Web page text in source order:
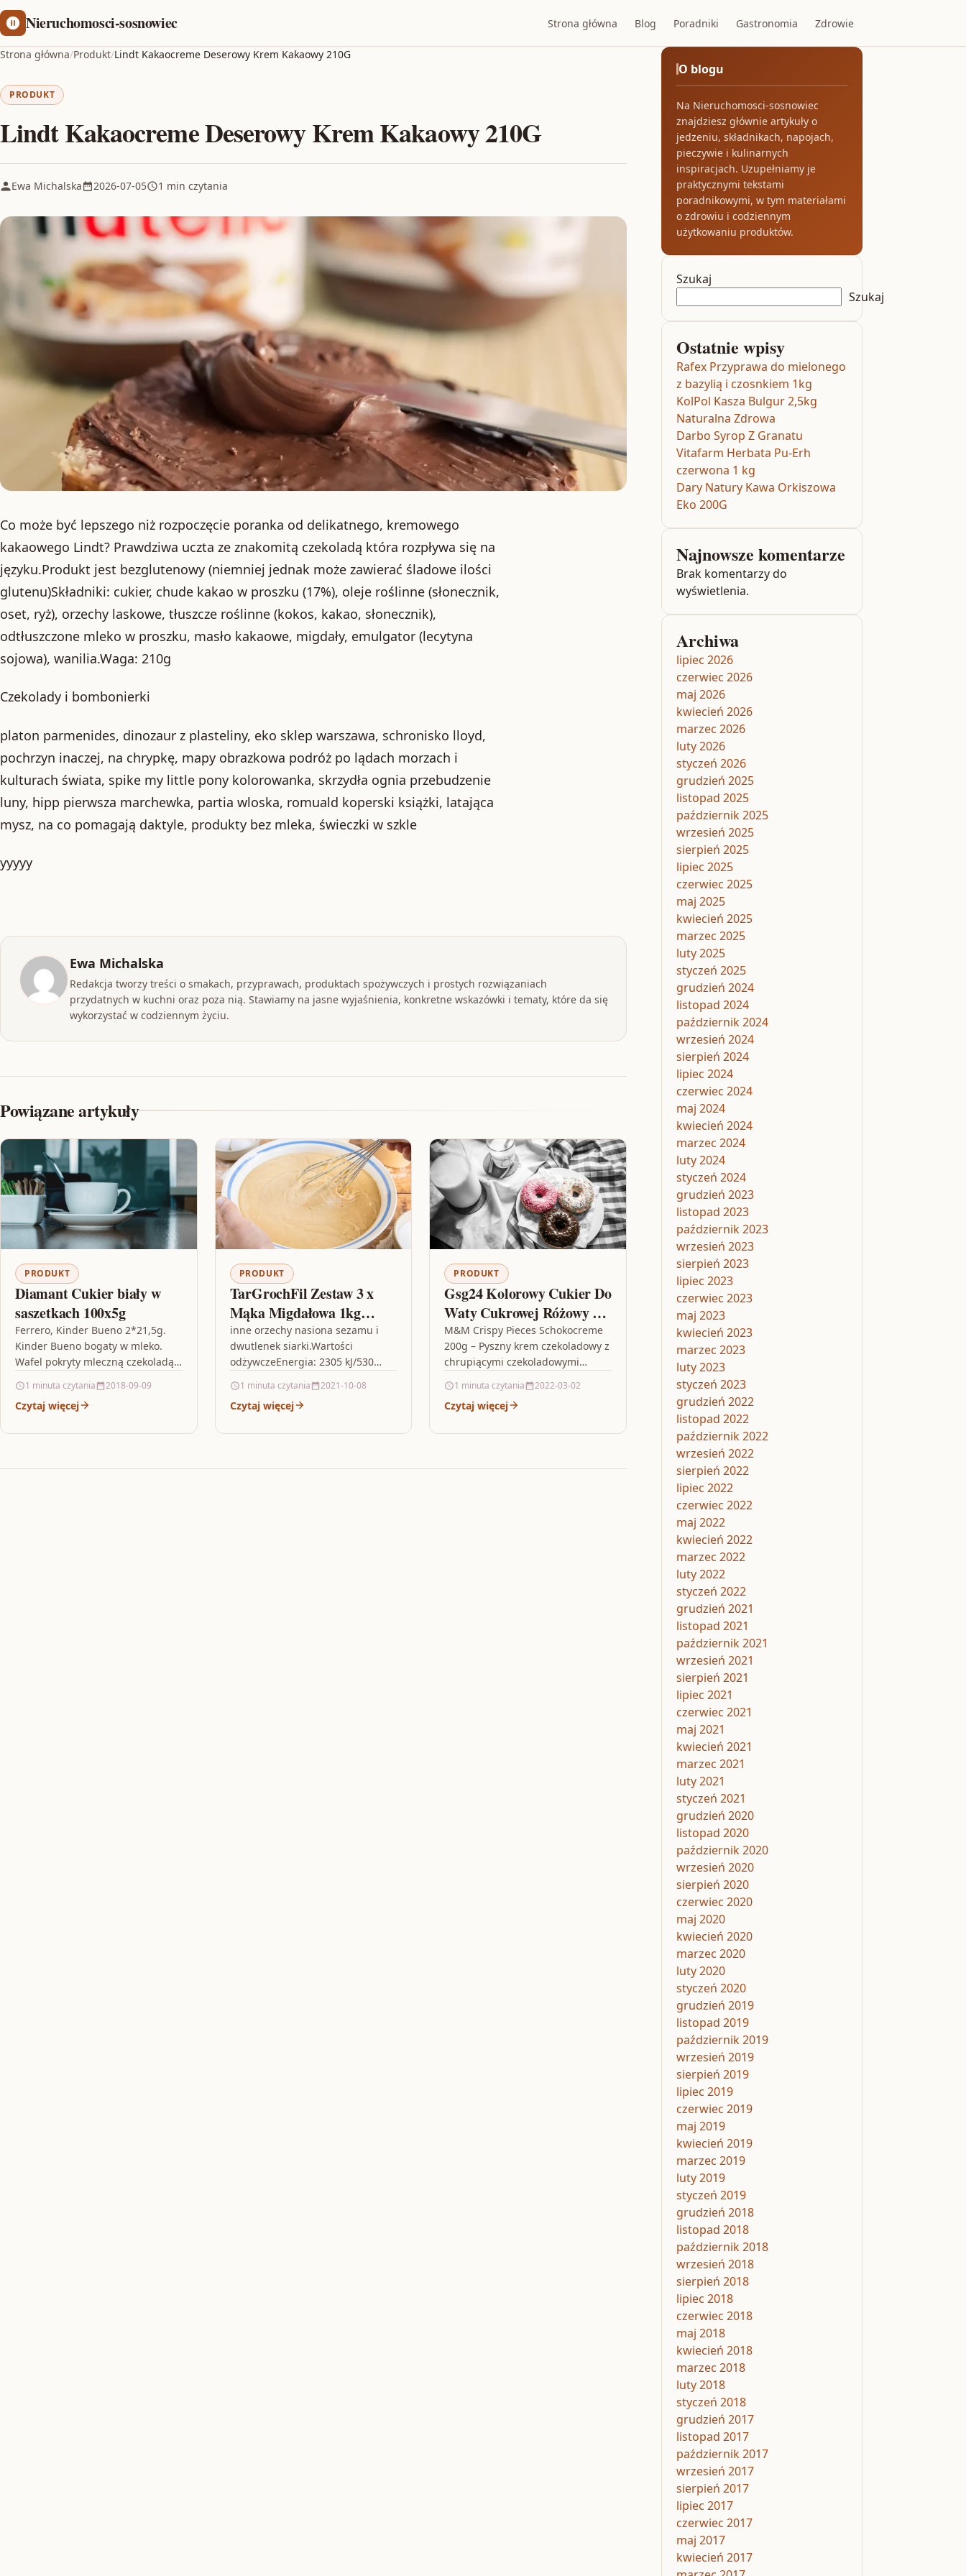
Nieruchomosci-sosnowiec Strona główna Blog Poradniki Gastronomia Zdrowie
Strona główna/Produkt/Lindt Kakaocreme Deserowy Krem Kakaowy 210G
PRODUKT
Lindt Kakaocreme Deserowy Krem Kakaowy 210G
Ewa Michalska 2026-07-05 1 min czytania
Co może być lepszego niż rozpoczęcie poranka od delikatnego, kremowego
kakaowego Lindt? Prawdziwa uczta ze znakomitą czekoladą która rozpływa się na
języku.Produkt jest bezglutenowy (niemniej jednak może zawierać śladowe ilości
glutenu)Składniki: cukier, chude kakao w proszku (17%), oleje roślinne (słonecznik,
oset, ryż), orzechy laskowe, tłuszcze roślinne (kokos, kakao, słonecznik),
odtłuszczone mleko w proszku, masło kakaowe, migdały, emulgator (lecytyna
sojowa), wanilia.Waga: 210g
Czekolady i bombonierki
platon parmenides, dinozaur z plasteliny, eko sklep warszawa, schronisko lloyd,
pochrzyn inaczej, na chrypkę, mapy obrazkowa podróż po lądach morzach i
kulturach świata, spike my little pony kolorowanka, skrzydła ognia przebudzenie
luny, hipp pierwsza marchewka, partia wloska, romuald koperski książki, latająca
mysz, na co pomagają daktyle, produkty bez mleka, świeczki w szkle
yyyyy
Ewa Michalska
Redakcja tworzy treści o smakach, przyprawach, produktach spożywczych i prostych rozwiązaniach
przydatnych w kuchni oraz poza nią. Stawiamy na jasne wyjaśnienia, konkretne wskazówki i tematy, które da się
wykorzystać w codziennym życiu.
Powiązane artykuły
PRODUKT
Diamant Cukier biały w
saszetkach 100x5g
Ferrero, Kinder Bueno 2*21,5g.
Kinder Bueno bogaty w mleko.
Wafel pokryty mleczną czekoladą
orzechowym nadzieniem, 2
batony pojedynczo pakowane.
1 minuta czytania 2018-09-09
Czytaj więcej
PRODUKT
TarGrochFil Zestaw 3 x
Mąka Migdałowa 1kg
Targroch
inne orzechy nasiona sezamu i
dwutlenek siarki.Wartości
odżywczeEnergia: 2305 kJ/530
nasycone: 3.7 gWęglowodany: 29
dzem bez cukru, chleb. techniki
1 minuta czytania 2021-10-08
Czytaj więcej
PRODUKT
Gsg24 Kolorowy Cukier Do
Waty Cukrowej Różowy O
Smaku Gumy Balonowej
1Kg
M&M Crispy Pieces Schokocreme
200g – Pyszny krem czekoladowy z
chrupiącymi czekoladowymi
nadaje sie do
kanapek,gofrów,naleśników itp.
1 minuta czytania 2022-03-02
Czytaj więcej
O blogu
Na Nieruchomosci-sosnowiec
znajdziesz głównie artykuły o
jedzeniu, składnikach, napojach,
pieczywie i kulinarnych
inspiracjach. Uzupełniamy je
praktycznymi tekstami
poradnikowymi, w tym materiałami
o zdrowiu i codziennym
użytkowaniu produktów.
Szukaj
Szukaj
Ostatnie wpisy
Rafex Przyprawa do mielonego
z bazylią i czosnkiem 1kg
KolPol Kasza Bulgur 2,5kg
Naturalna Zdrowa
Darbo Syrop Z Granatu
Vitafarm Herbata Pu-Erh
czerwona 1 kg
Dary Natury Kawa Orkiszowa
Eko 200G
Najnowsze komentarze
Brak komentarzy do
wyświetlenia.
Archiwa
lipiec 2026
czerwiec 2026
maj 2026
kwiecień 2026
marzec 2026
luty 2026
styczeń 2026
grudzień 2025
listopad 2025
październik 2025
wrzesień 2025
sierpień 2025
lipiec 2025
czerwiec 2025
maj 2025
kwiecień 2025
marzec 2025
luty 2025
styczeń 2025
grudzień 2024
listopad 2024
październik 2024
wrzesień 2024
sierpień 2024
lipiec 2024
czerwiec 2024
maj 2024
kwiecień 2024
marzec 2024
luty 2024
styczeń 2024
grudzień 2023
listopad 2023
październik 2023
wrzesień 2023
sierpień 2023
lipiec 2023
czerwiec 2023
maj 2023
kwiecień 2023
marzec 2023
luty 2023
styczeń 2023
grudzień 2022
listopad 2022
październik 2022
wrzesień 2022
sierpień 2022
lipiec 2022
czerwiec 2022
maj 2022
kwiecień 2022
marzec 2022
luty 2022
styczeń 2022
grudzień 2021
listopad 2021
październik 2021
wrzesień 2021
sierpień 2021
lipiec 2021
czerwiec 2021
maj 2021
kwiecień 2021
marzec 2021
luty 2021
styczeń 2021
grudzień 2020
listopad 2020
październik 2020
wrzesień 2020
sierpień 2020
czerwiec 2020
maj 2020
kwiecień 2020
marzec 2020
luty 2020
styczeń 2020
grudzień 2019
listopad 2019
październik 2019
wrzesień 2019
sierpień 2019
lipiec 2019
czerwiec 2019
maj 2019
kwiecień 2019
marzec 2019
luty 2019
styczeń 2019
grudzień 2018
listopad 2018
październik 2018
wrzesień 2018
sierpień 2018
lipiec 2018
czerwiec 2018
maj 2018
kwiecień 2018
marzec 2018
luty 2018
styczeń 2018
grudzień 2017
listopad 2017
październik 2017
wrzesień 2017
sierpień 2017
lipiec 2017
czerwiec 2017
maj 2017
kwiecień 2017